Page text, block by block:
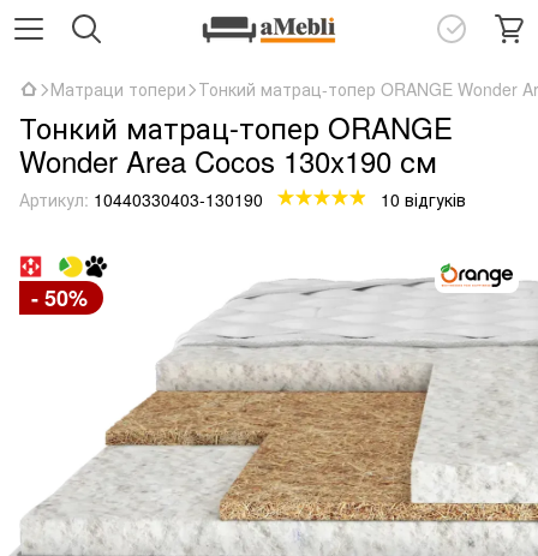
Матраци топери Тонкий матрац-топер ORANGE Wonder
Тонкий матрац-топер ORANGE
Wonder Area Cocos 130x190 см
Артикул: 10440330403-130190 10 відгуків
- 50%